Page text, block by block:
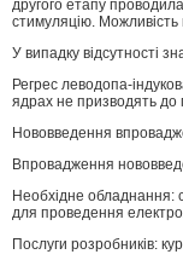
другого етапу
стимуляцію. Можливість
У випадку відсутності
Регрес леводопа-
ядрах не призводять до
Нововведення
Впровадження
Необхідне обладнання:
для проведення
Послуги розробників: